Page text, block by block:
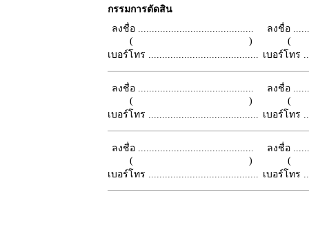
กรรมการตัดสิน
ลงชื่อ ..........................................
( )
เบอร์โทร ........................................
ลงชื่อ
เบอร์โทร
ลงชื่อ ..........................................
( )
เบอร์โทร ........................................
ลงชื่อ
เบอร์โทร
ลงชื่อ ..........................................
( )
เบอร์โทร ........................................
ลงชื่อ
เบอร์โทร